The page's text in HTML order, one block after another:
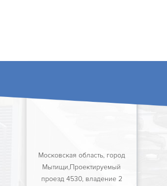
Московская область, город
Мытищи,Проектируемый
проезд 4530, владение 2